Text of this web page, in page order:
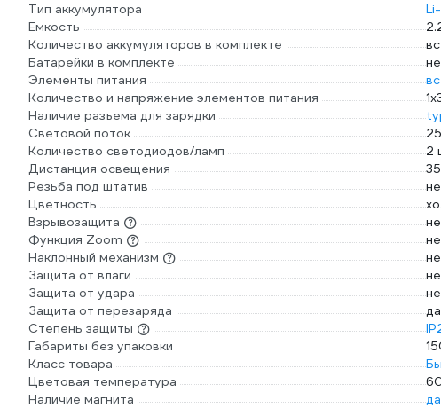
Тип аккумулятора
Емкость
Количество аккумуляторов в комплекте
Батарейки в комплекте
Элементы питания
Количество и напряжение элементов питания
Наличие разъема для зарядки
Световой поток
Количество светодиодов/ламп
2
Дистанция освещения
Резьба под штатив
Цветность
Взрывозащита
Функция Zoom
Наклонный механизм
Защита от влаги
Защита от удара
Защита от перезаряда
да
Степень защиты
Габариты без упаковки
Класс товара
Цветовая температура
Наличие магнита
да